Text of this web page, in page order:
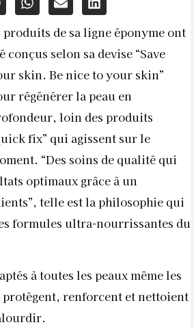
produits de sa ligne éponyme ont
conçus selon sa devise “Save
skin. Be nice to your skin”
régénérer la peau en
loin des produits
fix” qui agissent sur le
“Des soins de qualité qui
optimaux grâce à un
telle est la philosophie qui
formules ultra-nourrissantes du
à toutes les peaux même les
renforcent et nettoient